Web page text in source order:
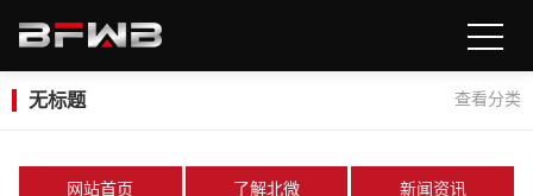
无标题 查看分类
网站首页 了解北微 新闻资讯